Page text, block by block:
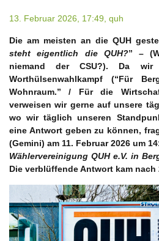
13. Februar 2026, 17:49, quh
Die am meisten an die QUH
steht eigentlich die QUH?” –
niemand der CSU?). Da
Worthülsenwahlkampf (“Für
Wohnraum.” / Für die
verweisen wir gerne auf unsere
wo wir täglich unseren
eine Antwort geben zu können,
(Gemini) am 11. Februar 2026 um
Wählervereinigung QUH e.V. in
Die verblüffende Antwort kam nach